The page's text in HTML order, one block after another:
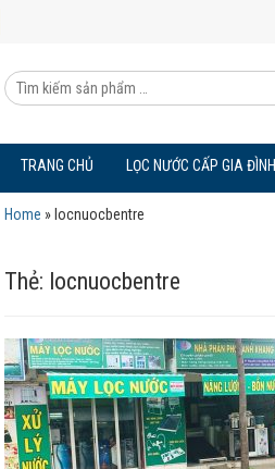
Tìm
kiếm
phẩm:
TRANG CHỦ LỌC NƯỚC CẤP GIA ĐÌNH
Home » locnuocbentre
Thẻ: locnuocbentre